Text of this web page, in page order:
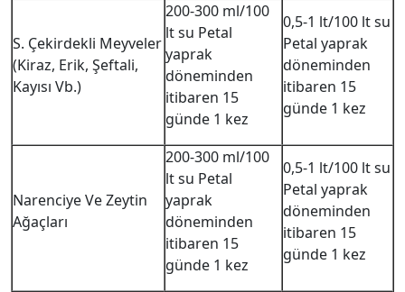
S. Çekirdekli Meyveler
(Kiraz, Erik, Şeftali,
Kayısı Vb.)
200-300 ml/100
lt su Petal
yaprak
döneminden
itibaren 15
günde 1 kez
0,5-1 lt/100 lt su
Petal yaprak
döneminden
itibaren 15
günde 1 kez
Narenciye Ve Zeytin
Ağaçları
200-300 ml/100
lt su Petal
yaprak
döneminden
itibaren 15
günde 1 kez
0,5-1 lt/100 lt su
Petal yaprak
döneminden
itibaren 15
günde 1 kez